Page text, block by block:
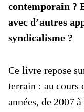
contemporain ?
avec d’autres
syndicalisme ?
Ce livre repose
terrain : au cours
années, de 2007